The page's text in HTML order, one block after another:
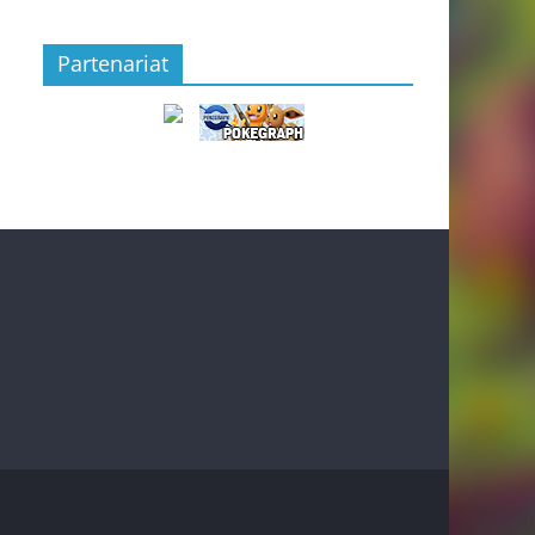
Partenariat